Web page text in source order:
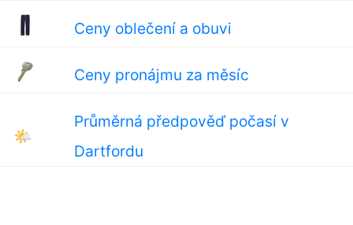
Ceny oblečení a obuvi
Ceny pronájmu za měsíc
🌤
Průměrná předpověď počasí v
Dartfordu